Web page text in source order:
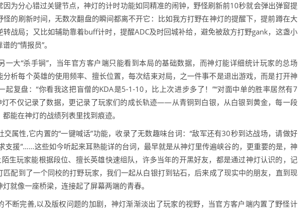
为分心错过关键节点，神灯的计时功能如同精准的闹钟，野怪刷新前10秒就会弹出弹窗提
的刷新时间，无数次翻盘的瞬间都离不开它：比如我方打野在神灯的提醒下，提前蹲在大
转战局；又比如辅助靠着buff计时，提醒ADC及时回城补给，避免被敌方打野gank，这盏小
的“情报员”。
一大“杀手锏”，当年官方客户端只能看到本局的基础数据，而神灯能详细统计玩家的总场
分析每个英雄的使用频率、擅长位置，每次结束对局，之一件事不是退出游戏，而是打开神
起复盘：“你看我这把盲僧的KDA是5-1-10，比上次进步多了！”“对面中单的胜率居然有7
灯不仅记录了数据，更记录了玩家们的成长轨迹——从青铜到白银，从白银到黄金，每一段
能在神灯的战绩列表里找到痕迹。
属性,它内置的“一键喊话”功能，收录了无数趣味台词：“敌军还有30秒到达战场，请做好
求支援”……这些如今听起来耳熟能详的台词，最早就是从神灯里传遍峡谷的，更重要的是，神
陌生玩家能根据段位、擅长英雄快速组队，许多当年的开黑好友，都是通过神灯认识的，记
匹配到了一个同校的打野玩家，我们一起从白银打到钻石，后来成了现实中的朋友，直到现
就像一座桥梁，连接起了屏幕两端的青春。
不断完善,以及版权问题的加剧，神灯渐渐淡出了玩家的视野，当官方客户端内置了野怪计